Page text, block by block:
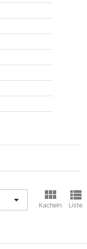
 
Kacheln

Liste